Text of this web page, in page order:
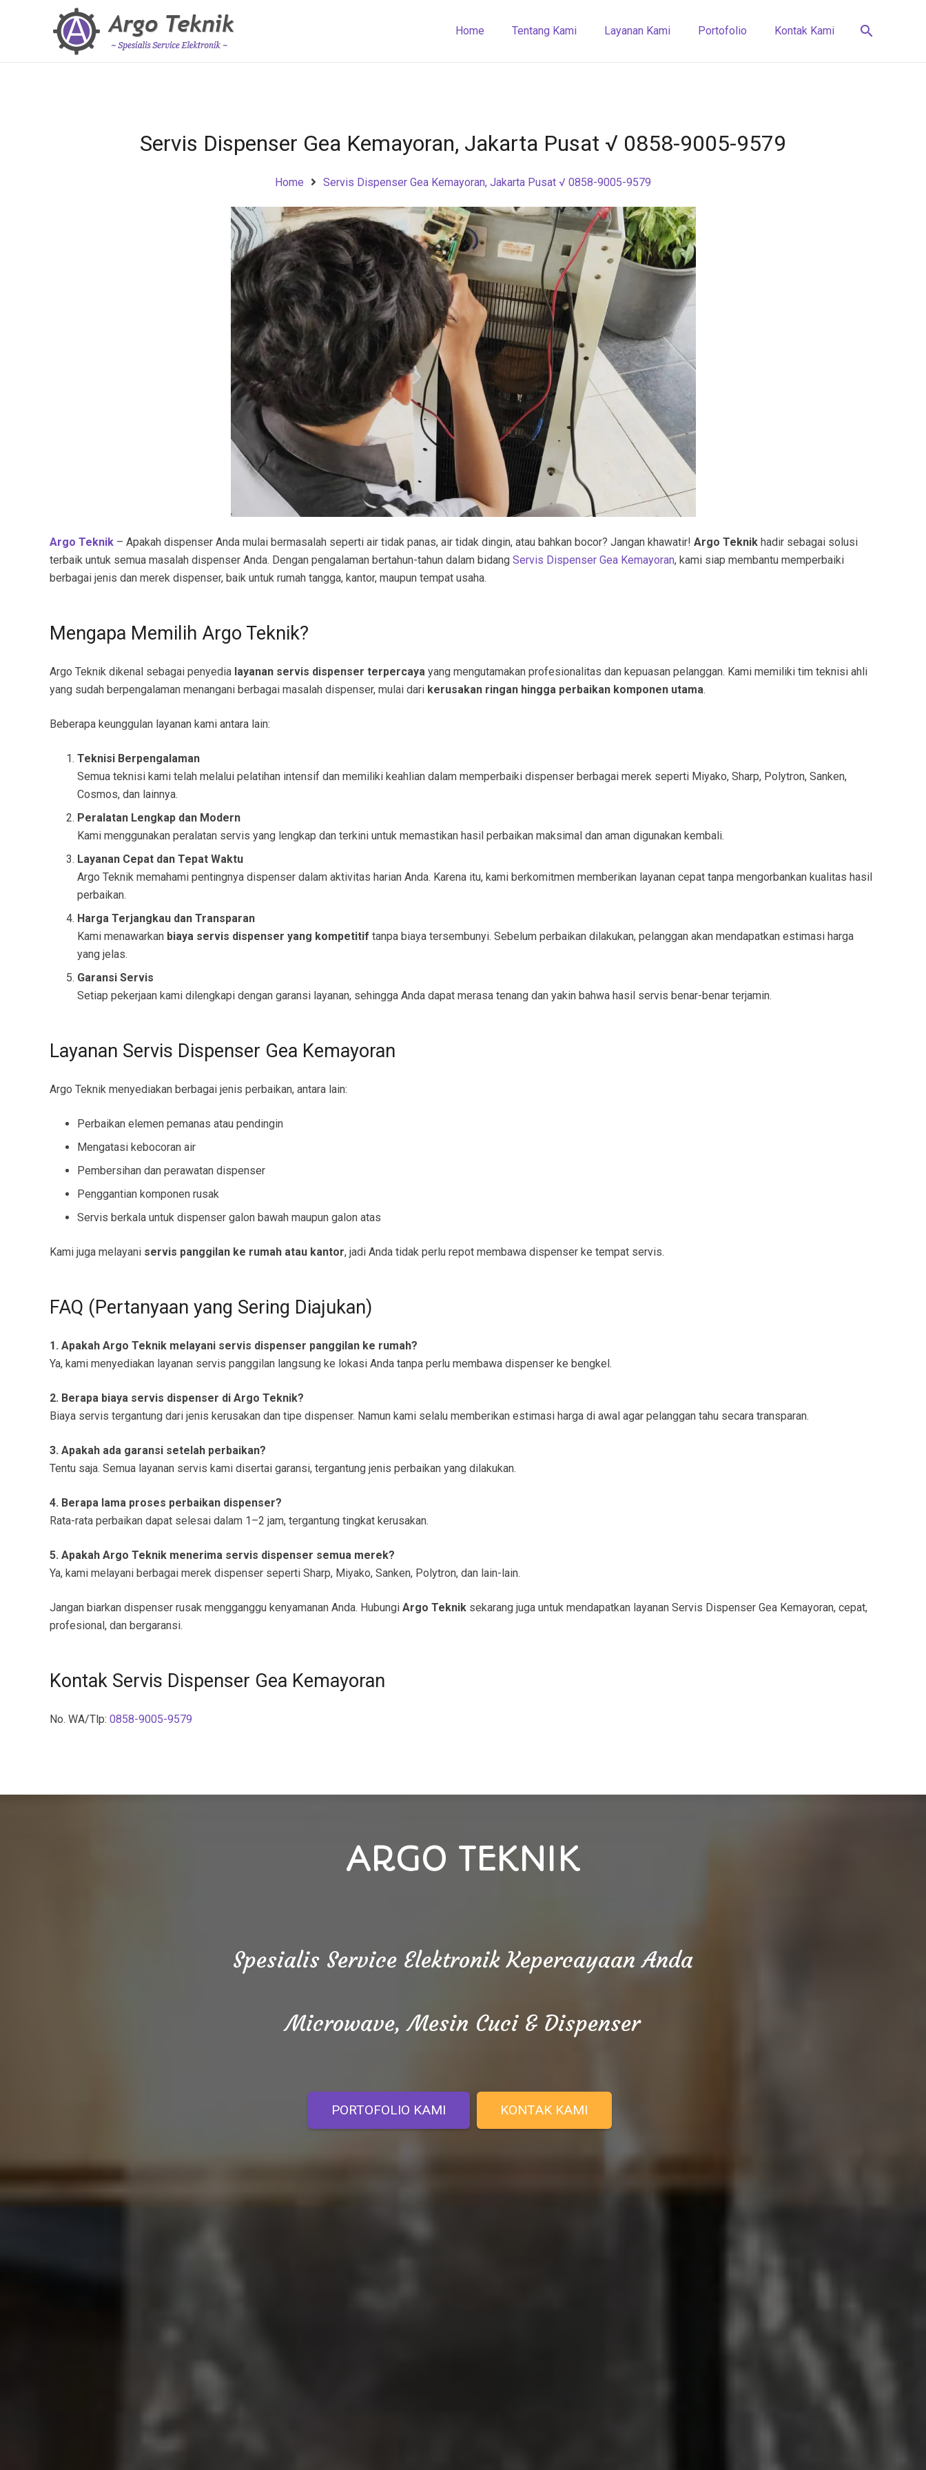
Home Tentang Kami Layanan Kami Portofolio Kontak Kami search
Servis Dispenser Gea Kemayoran, Jakarta Pusat √ 0858-9005-9579
Home Servis Dispenser Gea Kemayoran, Jakarta Pusat √ 0858-9005-9579
Argo Teknik – Apakah dispenser Anda mulai bermasalah seperti air tidak panas, air tidak dingin, atau bahkan bocor? Jangan khawatir! Argo Teknik hadir sebagai solusi
terbaik untuk semua masalah dispenser Anda. Dengan pengalaman bertahun-tahun dalam bidang Servis Dispenser Gea Kemayoran, kami siap membantu memperbaiki
berbagai jenis dan merek dispenser, baik untuk rumah tangga, kantor, maupun tempat usaha.
Mengapa Memilih Argo Teknik?
Argo Teknik dikenal sebagai penyedia layanan servis dispenser terpercaya yang mengutamakan profesionalitas dan kepuasan pelanggan. Kami memiliki tim teknisi ahli
yang sudah berpengalaman menangani berbagai masalah dispenser, mulai dari kerusakan ringan hingga perbaikan komponen utama.
Beberapa keunggulan layanan kami antara lain:
Teknisi Berpengalaman
Semua teknisi kami telah melalui pelatihan intensif dan memiliki keahlian dalam memperbaiki dispenser berbagai merek seperti Miyako, Sharp, Polytron, Sanken,
Cosmos, dan lainnya.
Peralatan Lengkap dan Modern
Kami menggunakan peralatan servis yang lengkap dan terkini untuk memastikan hasil perbaikan maksimal dan aman digunakan kembali.
Layanan Cepat dan Tepat Waktu
Argo Teknik memahami pentingnya dispenser dalam aktivitas harian Anda. Karena itu, kami berkomitmen memberikan layanan cepat tanpa mengorbankan kualitas hasil
perbaikan.
Harga Terjangkau dan Transparan
Kami menawarkan biaya servis dispenser yang kompetitif tanpa biaya tersembunyi. Sebelum perbaikan dilakukan, pelanggan akan mendapatkan estimasi harga
yang jelas.
Garansi Servis
Setiap pekerjaan kami dilengkapi dengan garansi layanan, sehingga Anda dapat merasa tenang dan yakin bahwa hasil servis benar-benar terjamin.
Layanan Servis Dispenser Gea Kemayoran
Argo Teknik menyediakan berbagai jenis perbaikan, antara lain:
Perbaikan elemen pemanas atau pendingin
Mengatasi kebocoran air
Pembersihan dan perawatan dispenser
Penggantian komponen rusak
Servis berkala untuk dispenser galon bawah maupun galon atas
Kami juga melayani servis panggilan ke rumah atau kantor, jadi Anda tidak perlu repot membawa dispenser ke tempat servis.
FAQ (Pertanyaan yang Sering Diajukan)
1. Apakah Argo Teknik melayani servis dispenser panggilan ke rumah?
Ya, kami menyediakan layanan servis panggilan langsung ke lokasi Anda tanpa perlu membawa dispenser ke bengkel.
2. Berapa biaya servis dispenser di Argo Teknik?
Biaya servis tergantung dari jenis kerusakan dan tipe dispenser. Namun kami selalu memberikan estimasi harga di awal agar pelanggan tahu secara transparan.
3. Apakah ada garansi setelah perbaikan?
Tentu saja. Semua layanan servis kami disertai garansi, tergantung jenis perbaikan yang dilakukan.
4. Berapa lama proses perbaikan dispenser?
Rata-rata perbaikan dapat selesai dalam 1–2 jam, tergantung tingkat kerusakan.
5. Apakah Argo Teknik menerima servis dispenser semua merek?
Ya, kami melayani berbagai merek dispenser seperti Sharp, Miyako, Sanken, Polytron, dan lain-lain.
Jangan biarkan dispenser rusak mengganggu kenyamanan Anda. Hubungi Argo Teknik sekarang juga untuk mendapatkan layanan Servis Dispenser Gea Kemayoran, cepat,
profesional, dan bergaransi.
Kontak Servis Dispenser Gea Kemayoran
No. WA/Tlp: 0858-9005-9579
ARGO TEKNIK
Spesialis Service Elektronik Kepercayaan Anda
Microwave, Mesin Cuci & Dispenser
PORTOFOLIO KAMI KONTAK KAMI